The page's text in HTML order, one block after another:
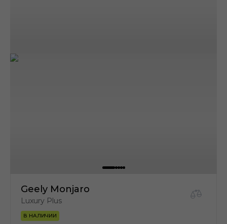
Geely Monjaro
Luxury Plus
В НАЛИЧИИ